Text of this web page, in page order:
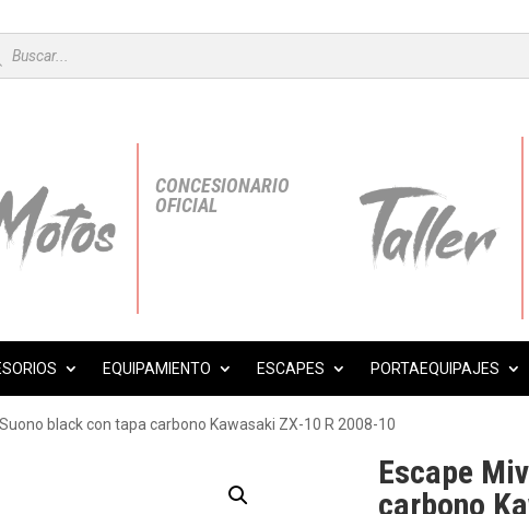
CONCESIONARIO
OFICIAL
EQUIPAMIENTO ESCAPES PORTAEQUIPAJES
black con tapa carbono Kawasaki ZX-10 R 2008-10
Escape
carbono